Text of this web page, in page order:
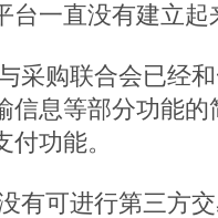
台一直没有建立起
采购联合会已经
信息等部分功能
功能。
有可进行第三方